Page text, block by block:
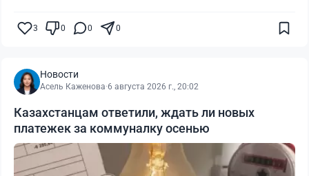
3 0 0 0
Новости
Асель Каженова·6 августа 2026 г., 20:02
Казахстанцам ответили, ждать ли новых
платежек за коммуналку осенью